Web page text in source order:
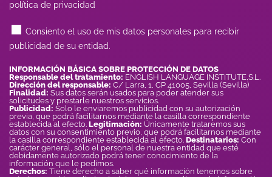
política de privacidad
Consiento el uso de mis datos personales para recibir
publicidad de su entidad.
INFORMACIÓN BÁSICA SOBRE PROTECCIÓN DE DATOS
Responsable del tratamiento: ENGLISH LANGUAGE INSTITUTE,S.L.
Dirección del responsable: C/ Larra, 1, CP 41005, Sevilla (Sevilla)
Finalidad: Sus datos serán usados para poder atender sus
solicitudes y prestarle nuestros servicios.
Publicidad: Solo le enviaremos publicidad con su autorización
previa, que podrá facilitarnos mediante la casilla correspondiente
establecida al efecto. Legitimación: Únicamente trataremos sus
datos con su consentimiento previo, que podrá facilitarnos mediante
la casilla correspondiente establecida al efecto. Destinatarios: Con
carácter general, sólo el personal de nuestra entidad que esté
debidamente autorizado podrá tener conocimiento de la
información que le pedimos.
Derechos: Tiene derecho a saber qué información tenemos sobre